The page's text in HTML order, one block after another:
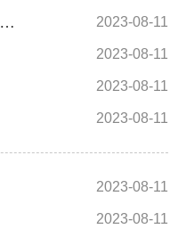
小宝宝笑着做核酸检测引医护围观（汐溪麻麻：男孩没核酸结果被爸爸扔检票口） 2023-08-11
2023-08-11
2023-08-11
2023-08-11
2023-08-11
2023-08-11